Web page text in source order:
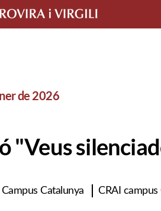
de 2026
"Veus
Campus Catalunya CRAI campus